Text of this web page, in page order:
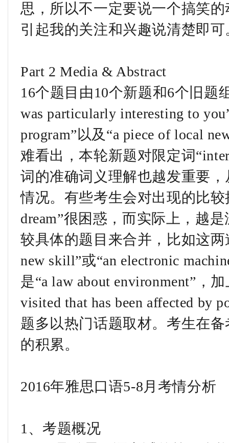
思，所以不一定要说一个搞笑
引起我的关注和兴趣说清楚即可
Part 2 Media & Abstract
16个题目由10个新题和6个旧题
was particularly interesting to
program”以及“a piece of local
难看出，本轮新题对限定词
词的准确词义理解也越发重要
情况。有些考生会对出现的比较
dream”很困惑，而实际上，越
较具体的题目来合并，比如这
new skill”或“an electronic
是“a law about environment”，
visited that has been affected by
题多以热门话题取材。考生在
的积累。
2016年雅思口语5-8月考情分析
1、考题概况